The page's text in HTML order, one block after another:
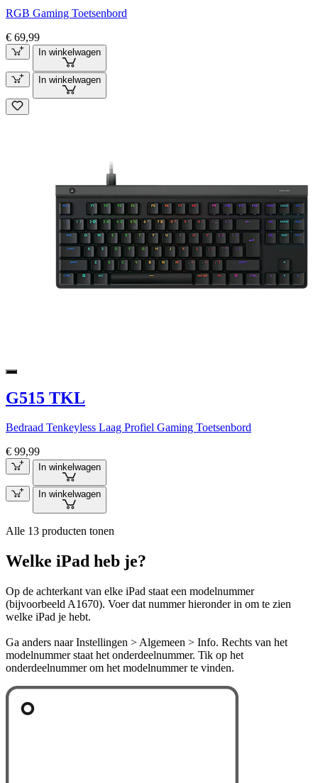
RGB Gaming Toetsenbord
€ 69,99
In winkelwagen
In winkelwagen
G515 TKL
Bedraad Tenkeyless Laag Profiel Gaming Toetsenbord
€ 99,99
In winkelwagen
In winkelwagen
Alle 13 producten tonen
Welke iPad heb je?
Op de achterkant van elke iPad staat een modelnummer
(bijvoorbeeld A1670). Voer dat nummer hieronder in om te zien
welke iPad je hebt.
Ga anders naar Instellingen > Algemeen > Info. Rechts van het
modelnummer staat het onderdeelnummer. Tik op het
onderdeelnummer om het modelnummer te vinden.